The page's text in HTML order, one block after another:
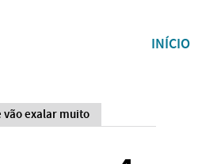
INÍCIO
vão exalar muito